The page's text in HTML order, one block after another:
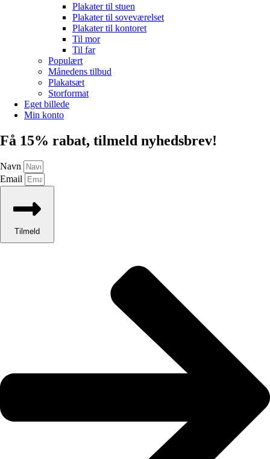
Plakater til stuen
Plakater til soveværelset
Plakater til kontoret
Til mor
Til far
Populært
Månedens tilbud
Plakatsæt
Storformat
Eget billede
Min konto
Få 15% rabat, tilmeld nyhedsbrev!
Navn
Email
Tilmeld